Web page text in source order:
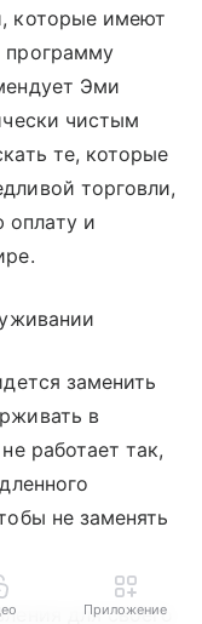
которые имеют
программу
Эми
чистым
те, которые
торговли,
и
заменить
в
работает так,
не заменять
для своего
Приложение